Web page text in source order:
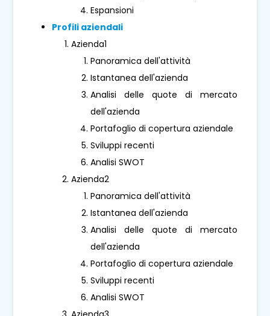
Espansioni
Profili aziendali
Azienda1
Panoramica dell'attività
Istantanea dell'azienda
Analisi delle quote di mercato
dell'azienda
Portafoglio di copertura aziendale
Sviluppi recenti
Analisi SWOT
Azienda2
Panoramica dell'attività
Istantanea dell'azienda
Analisi delle quote di mercato
dell'azienda
Portafoglio di copertura aziendale
Sviluppi recenti
Analisi SWOT